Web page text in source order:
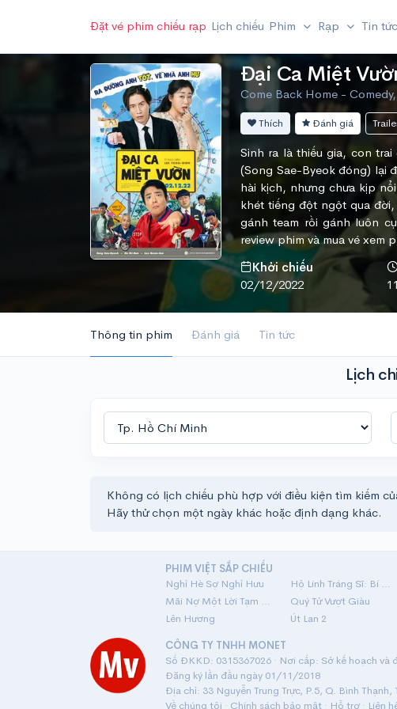
Đặt vé phim chiếu rạp Lịch chiếu Phim Rạp Tin tức
Đại Ca Miệt
Come Back Home -
Thích Đánh giá
Sinh ra là thiếu gia, con
(Song Sae-Byeok đóng) lại
hài kịch, nhưng chưa kịp
khét tiếng đột ngột qua
gánh team rồi gánh luôn
review phim và mua vé xem
Khởi chiếu
02/12/2022
Thông tin phim Đánh giá Tin tức
Lịch
Không có lịch chiếu phù hợp với điều kiện tìm kiếm
Hãy thử chọn một ngày khác hoặc định dạng khác.
PHIM VIỆT SẮP CHIẾU
Nghỉ Hè Sợ Nghỉ Hưu
Hộ Linh Tráng Sĩ: Bí Ẩn Mộ Vua Đinh
Mãi Nợ Một Lời Tạm Biệt
Quý Tử Vượt Giàu
Lên Hương
Út Lan 2
CÔNG TY TNHH MONET
Số ĐKKD: 0315367026 · Nơi cấp: Sở kế hoạch và
Đăng ký lần đầu ngày 01/11/2018
Địa chỉ: 33 Nguyễn Trung Trực, P.5, Q. Bình
Về chúng tôi · Chính sách bảo mật· Hỗ trợ· Liên